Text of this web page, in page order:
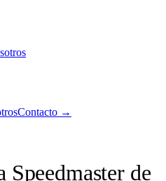
Contacto →
Speedmaster de